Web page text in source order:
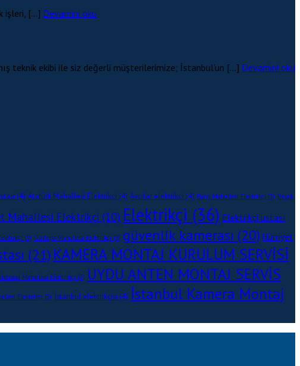
işleri, […] Devamini oku
teknik ekibi ile siz değerli müşterilerimize; İstanbul’un […] Devamini oku
(4) Atatürk Mahallesi Elektrikçi (4) Avcılar elektrikçi (4) Barış Mahallesi Elektrikçi (3) Başak
Mahallesi Elektrikçi (10) Elektrikçi (36) Elektrikçi ustası
(3) Gültepe Mahallesi Elektrikçi (3) güvenlik kamerası (20) Hürriyet
(21) KAMERA MONTAJ KURULUM SERVİSİ
Mahallesi Elektrikçi (3) UYDU ANTEN MONTAJ SERVİS
Elektrikçi (3) İstanbul elektrikçisi (4) İstanbul Kamera Montaj